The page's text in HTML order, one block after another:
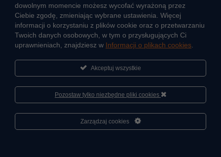
JAK POWSTAJE CIEPŁO
ŹRÓDŁA CIEPŁA
Mapa sieci ciepłowniczej
KIERUNKI ROZWOJU SIECI CIEPŁOWNICZEJ
CO TO JEST KOGENERACJA
dowolnym momencie możesz wycofać wyrażoną przez
Ciebie zgodę, zmieniając wybrane ustawienia. Więcej
informacji o korzystaniu z plików cookie oraz o przetwarzaniu
Twoich danych osobowych, w tym o przysługujących Ci
uprawnieniach, znajdziesz w Informacji o plikach cookies
Akceptuj wszystkie
Pozostaw tylko niezbędne pliki cookies
Zarządzaj cookiesCześć, porozmawiaj ze mną